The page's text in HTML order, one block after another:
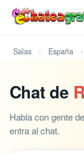
Salas España
Chat de
Habla con gente
entra al chat.